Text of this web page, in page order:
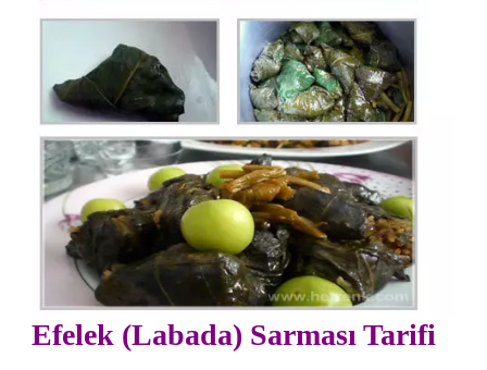
Efelek (Labada) Sarması Tarifi